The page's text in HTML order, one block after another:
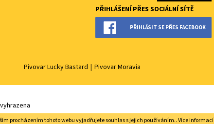
PŘIHLÁŠENÍ PŘES SOCIÁLNÍ SÍTĚ
PŘIHLÁSIT SE PŘES FACEBOOK
Pivovar Lucky Bastard | Pivovar Moravia
procházením tohoto webu vyjadřujete souhlas s jejich používáním.. Více informací